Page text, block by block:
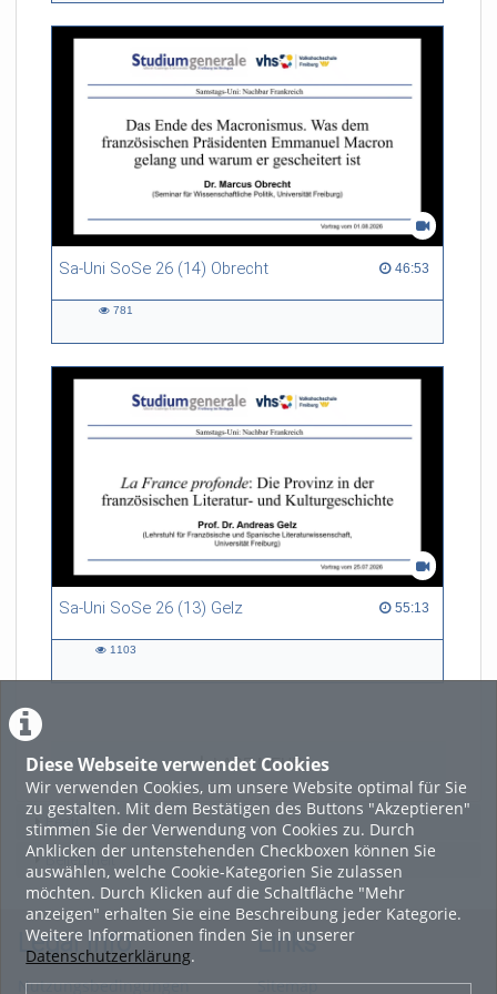
Diese Webseite verwendet Cookies
Wir verwenden Cookies, um unsere Website optimal für Sie
zu gestalten. Mit dem Bestätigen des Buttons "Akzeptieren"
stimmen Sie der Verwendung von Cookies zu. Durch
Anklicken der untenstehenden Checkboxen können Sie
auswählen, welche Cookie-Kategorien Sie zulassen
möchten. Durch Klicken auf die Schaltfläche "Mehr
anzeigen" erhalten Sie eine Beschreibung jeder Kategorie.
Weitere Informationen finden Sie in unserer
Datenschutzerklärung.
Sa-Uni SoSe 26 (14) Obrecht 46:53
46:53 duration
781
Sa-Uni SoSe 26 (13) Gelz 55:13
55:13 duration
1103
LADE MEHR
Featured
Beliebtheit
Legal Info
Nutzungsbedingungen
Links
Sitemap